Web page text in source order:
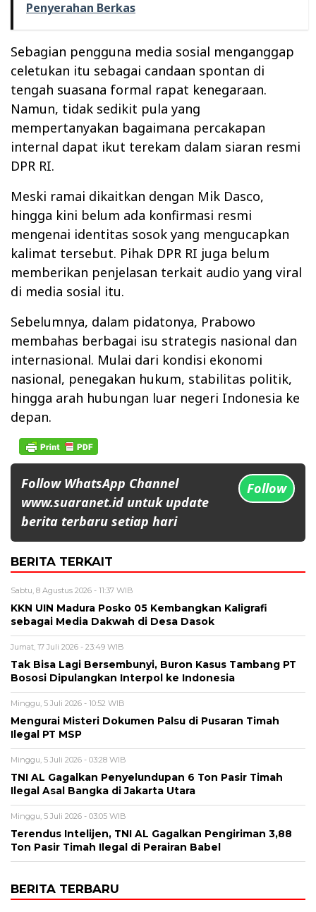
Penyerahan Berkas
Sebagian pengguna media sosial menganggap
celetukan itu sebagai candaan spontan di
tengah suasana formal rapat kenegaraan.
Namun, tidak sedikit pula yang
mempertanyakan bagaimana percakapan
internal dapat ikut terekam dalam siaran resmi
DPR RI.
Meski ramai dikaitkan dengan Mik Dasco,
hingga kini belum ada konfirmasi resmi
mengenai identitas sosok yang mengucapkan
kalimat tersebut. Pihak DPR RI juga belum
memberikan penjelasan terkait audio yang viral
di media sosial itu.
Sebelumnya, dalam pidatonya, Prabowo
membahas berbagai isu strategis nasional dan
internasional. Mulai dari kondisi ekonomi
nasional, penegakan hukum, stabilitas politik,
hingga arah hubungan luar negeri Indonesia ke
depan.
Follow WhatsApp Channel
www.suaranet.id untuk update
berita terbaru setiap hari
Follow
BERITA TERKAIT
Sabtu, 8 Agustus 2026 - 11:37 WIB
KKN UIN Madura Posko 05 Kembangkan Kaligrafi
sebagai Media Dakwah di Desa Dasok
Jumat, 17 Juli 2026 - 23:49 WIB
Tak Bisa Lagi Bersembunyi, Buron Kasus Tambang PT
Bososi Dipulangkan Interpol ke Indonesia
Minggu, 5 Juli 2026 - 10:52 WIB
Mengurai Misteri Dokumen Palsu di Pusaran Timah
Ilegal PT MSP
Minggu, 5 Juli 2026 - 03:28 WIB
TNI AL Gagalkan Penyelundupan 6 Ton Pasir Timah
Ilegal Asal Bangka di Jakarta Utara
Minggu, 5 Juli 2026 - 03:05 WIB
Terendus Intelijen, TNI AL Gagalkan Pengiriman 3,88
Ton Pasir Timah Ilegal di Perairan Babel
BERITA TERBARU